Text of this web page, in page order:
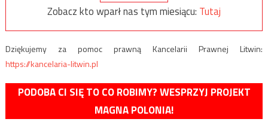
Zobacz kto wparł nas tym miesiącu: Tutaj
Dziękujemy za pomoc prawną Kancelarii Prawnej Litwin:
https://kancelaria-litwin.pl
PODOBA CI SIĘ TO CO ROBIMY? WESPRZYJ PROJEKT
MAGNA POLONIA!